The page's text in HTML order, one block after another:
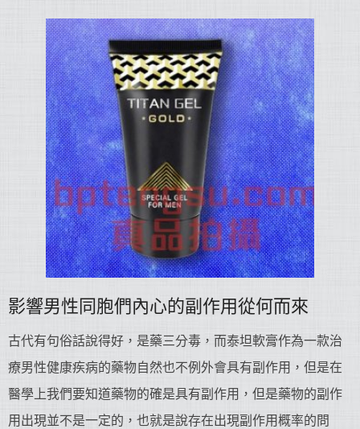
影響男性同胞們內心的副作用從何而來
古代有句俗話說得好，是藥三分毒，而泰坦軟膏作為一款治
療男性健康疾病的藥物自然也不例外會具有副作用，但是在
醫學上我們要知道藥物的確是具有副作用，但是藥物的副作
用出現並不是一定的，也就是說存在出現副作用概率的問